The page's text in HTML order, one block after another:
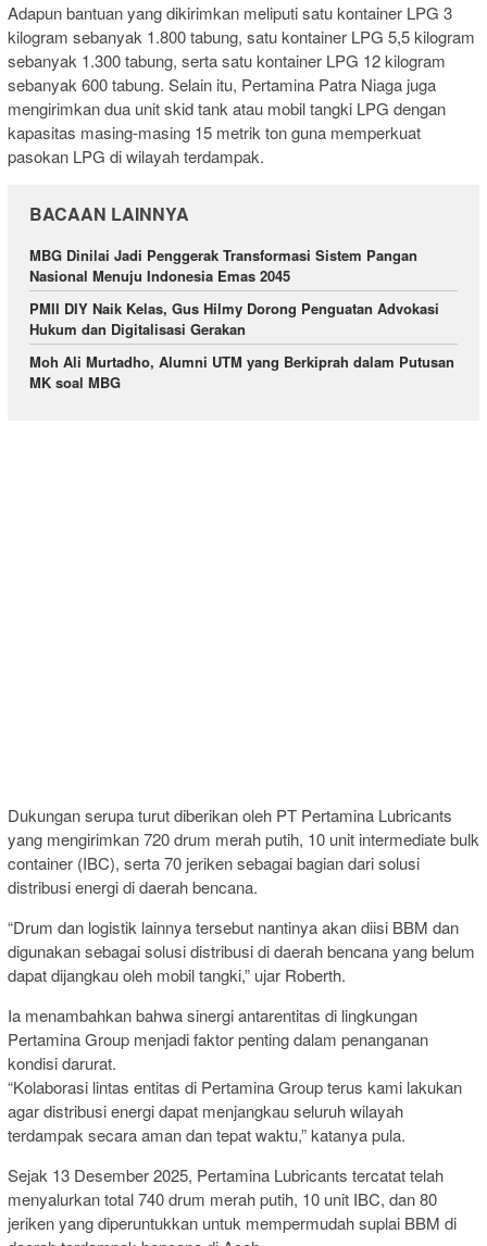
Adapun bantuan yang dikirimkan meliputi satu kontainer LPG 3
kilogram sebanyak 1.800 tabung, satu kontainer LPG 5,5 kilogram
sebanyak 1.300 tabung, serta satu kontainer LPG 12 kilogram
sebanyak 600 tabung. Selain itu, Pertamina Patra Niaga juga
mengirimkan dua unit skid tank atau mobil tangki LPG dengan
kapasitas masing-masing 15 metrik ton guna memperkuat
pasokan LPG di wilayah terdampak.
BACAAN LAINNYA
MBG Dinilai Jadi Penggerak Transformasi Sistem Pangan
Nasional Menuju Indonesia Emas 2045
PMII DIY Naik Kelas, Gus Hilmy Dorong Penguatan Advokasi
Hukum dan Digitalisasi Gerakan
Moh Ali Murtadho, Alumni UTM yang Berkiprah dalam Putusan
MK soal MBG
Dukungan serupa turut diberikan oleh PT Pertamina Lubricants
yang mengirimkan 720 drum merah putih, 10 unit intermediate bulk
container (IBC), serta 70 jeriken sebagai bagian dari solusi
distribusi energi di daerah bencana.
“Drum dan logistik lainnya tersebut nantinya akan diisi BBM dan
digunakan sebagai solusi distribusi di daerah bencana yang belum
dapat dijangkau oleh mobil tangki,” ujar Roberth.
Ia menambahkan bahwa sinergi antarentitas di lingkungan
Pertamina Group menjadi faktor penting dalam penanganan
kondisi darurat.
“Kolaborasi lintas entitas di Pertamina Group terus kami lakukan
agar distribusi energi dapat menjangkau seluruh wilayah
terdampak secara aman dan tepat waktu,” katanya pula.
Sejak 13 Desember 2025, Pertamina Lubricants tercatat telah
menyalurkan total 740 drum merah putih, 10 unit IBC, dan 80
jeriken yang diperuntukkan untuk mempermudah suplai BBM di